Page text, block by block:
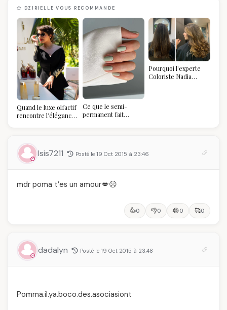
DZIRIELLE VOUS RECOMMANDE
Quand le luxe olfactif
rencontre l’élégance
temps
Ce que le semi-
permanent fait
Pourquoi l'experte
Coloriste Nadia
Isis7211 Posté le 19 Oct 2015 à 23:46
mdr poma t’es un amour💋☹️
👍0 👎0 😂0 🥰0
dadalyn Posté le 19 Oct 2015 à 23:48
Pomma.il.ya.boco.des.asociasiont